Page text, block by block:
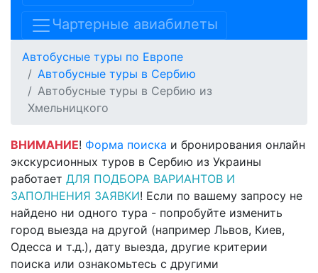
Чартерные авиабилеты
Автобусные туры по Европе
Автобусные туры в Сербию
Автобусные туры в Сербию из
Хмельницкого
ВНИМАНИЕ! Форма поиска и бронирования онлайн
экскурсионных туров в Сербию из Украины
работает ДЛЯ ПОДБОРА ВАРИАНТОВ И
ЗАПОЛНЕНИЯ ЗАЯВКИ! Если по вашему запросу не
найдено ни одного тура - попробуйте изменить
город выезда на другой (например Львов, Киев,
Одесса и т.д.), дату выезда, другие критерии
поиска или ознакомьтесь с другими